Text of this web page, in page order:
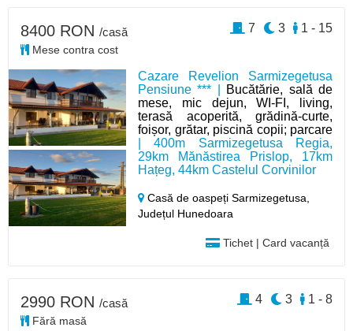
Cazare Revelion Sarmizegetusa
Pensiune *** |
Bucătărie, sală de
mese, mic dejun, WI-FI, living,
terasă acoperită, grădină-curte,
foișor, grătar, piscină copii; parcare
| 400m Sarmizegetusa Regia,
29km Mănăstirea Prislop, 17km
Hațeg, 44km Castelul Corvinilor
Casă de oaspeți Sarmizegetusa,
Județul Hunedoara
Tichet | Card vacanță
8400 RON /casă
Mese contra cost
1 - 15
3
7
2990 RON /casă
Fără masă
1 - 8
3
4